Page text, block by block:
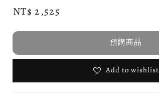
Regular
NT$ 2,525
預購商品
Add to wishlist